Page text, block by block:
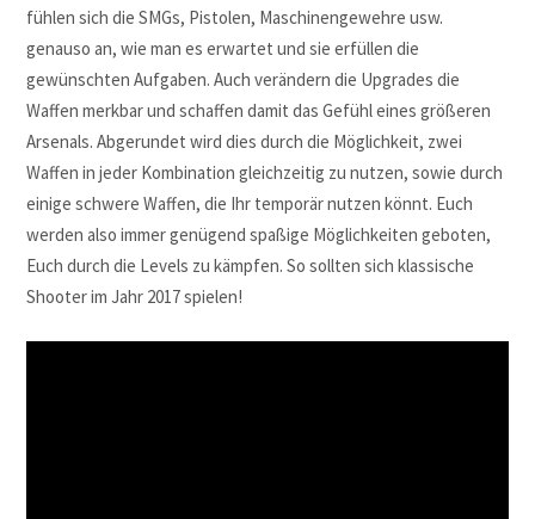
fühlen sich die SMGs, Pistolen, Maschinengewehre usw.
genauso an, wie man es erwartet und sie erfüllen die
gewünschten Aufgaben. Auch verändern die Upgrades die
Waffen merkbar und schaffen damit das Gefühl eines größeren
Arsenals. Abgerundet wird dies durch die Möglichkeit, zwei
Waffen in jeder Kombination gleichzeitig zu nutzen, sowie durch
einige schwere Waffen, die Ihr temporär nutzen könnt. Euch
werden also immer genügend spaßige Möglichkeiten geboten,
Euch durch die Levels zu kämpfen. So sollten sich klassische
Shooter im Jahr 2017 spielen!